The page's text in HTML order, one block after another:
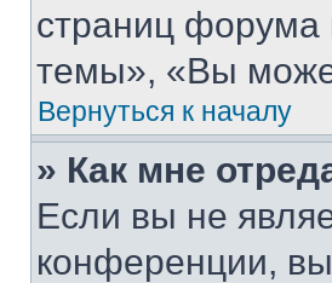
страниц
темы», «Вы
Вернуться к началу
» Как мне
Если вы не
конференции,